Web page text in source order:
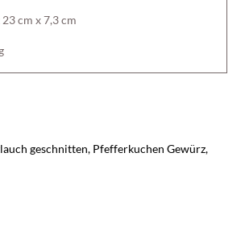
cm x 7,3 cm
geschnitten, Pfefferkuchen Gewürz,